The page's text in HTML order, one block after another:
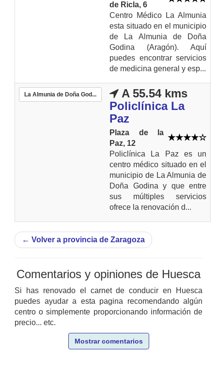
de Ricla, 6
Centro Médico La Almunia
esta situado en el municipio
de La Almunia de Doña
Godina (Aragón). Aquí
puedes encontrar servicios
de medicina general y esp...
La Almunia de Doña God...
A 55.54 kms
Policlínica La
Paz
Plaza de la
Paz, 12
Policlínica La Paz es un
centro médico situado en el
municipio de La Almunia de
Doña Godina y que entre
sus múltiples servicios
ofrece la renovación d...
← Volver a provincia de Zaragoza
Comentarios y opiniones de Huesca
Si has renovado el carnet de conducir en Huesca
puedes ayudar a esta pagina recomendando algún
centro o simplemente proporcionando información de
precio... etc.
Mostrar comentarios